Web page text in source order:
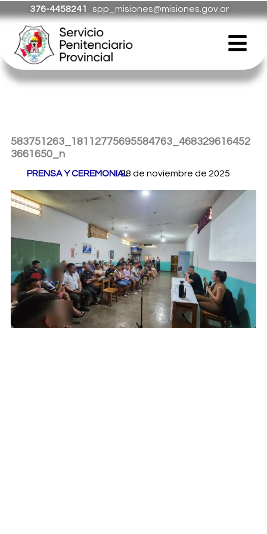
al
contenido
376-4458241 spp_misiones@misiones.gov.ar
583751263_18112775695584763_468329616452
3661650_n
PRENSA Y CEREMONIAL/
28 de noviembre de 2025